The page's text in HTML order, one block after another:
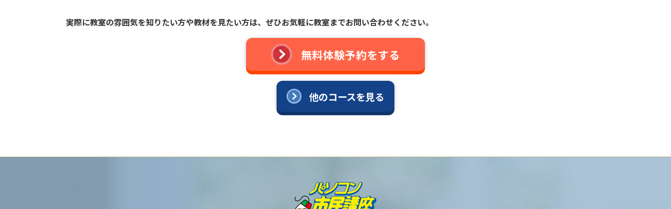
実際に教室の雰囲気を知りたい方や教材を見たい方は、ぜひお気軽に教室までお問い合わせください。
無料体験予約をする
他のコースを見る